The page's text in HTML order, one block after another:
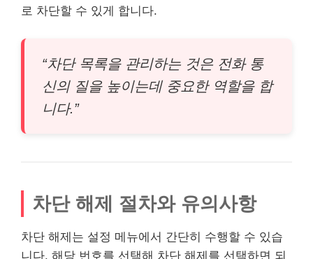
로 차단할 수 있게 합니다.
“차단 목록을 관리하는 것은 전화 통
신의 질을 높이는데 중요한 역할을 합
니다.”
차단 해제 절차와 유의사항
차단 해제는 설정 메뉴에서 간단히 수행할 수 있습
니다. 해당 번호를 선택해 차단 해제를 선택하면 되